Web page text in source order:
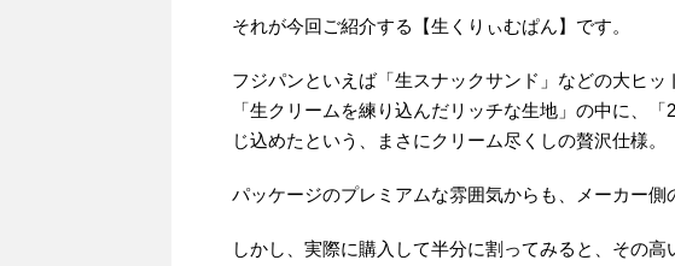
それが今回ご紹介する【生くりぃむぱん】です。
フジパンといえば「生スナックサンド」などの大ヒ
「生クリームを練り込んだリッチな生地」の中に、
じ込めたという、まさにクリーム尽くしの贅沢仕様。
パッケージのプレミアムな雰囲気からも、メーカー側
しかし、実際に購入して半分に割ってみると、その